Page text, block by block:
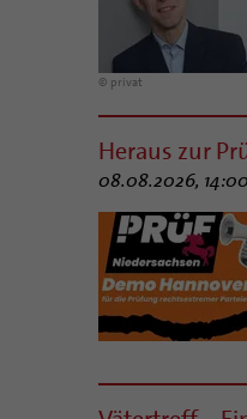
© privat
Heraus zur
08.08.2026,